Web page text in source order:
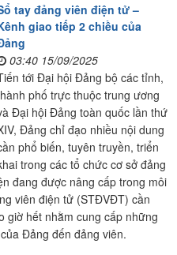
tay đảng viên điện tử –
giao tiếp 2 chiều của
03:40 15/09/2025
tới Đại hội Đảng bộ các tỉnh,
phố trực thuộc trung ương
Đại hội Đảng toàn quốc lần thứ
Đảng chỉ đạo nhiều nội dung
phổ biến, tuyên truyền, triển
trong các tổ chức cơ sở đảng
đang được nâng cấp trong môi
viên điện tử (STĐVĐT) cần
giờ hết nhằm cung cấp những
Đảng đến đảng viên.